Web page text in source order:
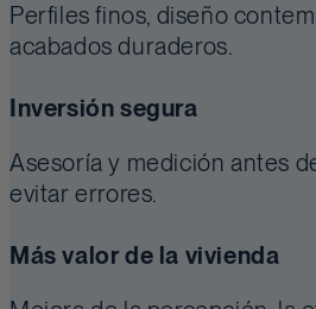
Perfiles finos, diseño
acabados duraderos.
Inversión segura
Asesoría y medición antes
evitar errores.
Más valor de la vivienda